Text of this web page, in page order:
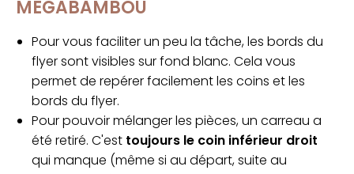
MEGABAMBOU
Pour vous faciliter un peu la tâche, les bords du
flyer sont visibles sur fond blanc. Cela vous
permet de repérer facilement les coins et les
bords du flyer.
Pour pouvoir mélanger les pièces, un carreau a
été retiré. C'est toujours le coin inférieur droit
qui manque (même si au départ, suite au